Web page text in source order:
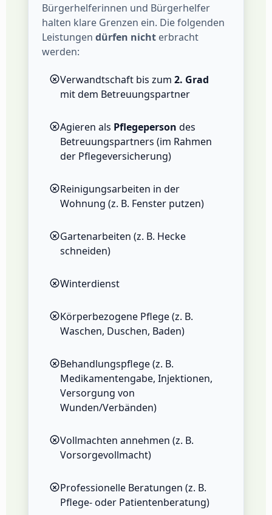
Bürgerhelferinnen und Bürgerhelfer
halten klare Grenzen ein. Die folgenden
Leistungen dürfen nicht erbracht
werden:
Verwandtschaft bis zum 2. Grad
mit dem Betreuungspartner
Agieren als Pflegeperson des
Betreuungspartners (im Rahmen
der Pflegeversicherung)
Reinigungsarbeiten in der
Wohnung (z. B. Fenster putzen)
Gartenarbeiten (z. B. Hecke
schneiden)
Winterdienst
Körperbezogene Pflege (z. B.
Waschen, Duschen, Baden)
Behandlungspflege (z. B.
Medikamentengabe, Injektionen,
Versorgung von
Wunden/Verbänden)
Vollmachten annehmen (z. B.
Vorsorgevollmacht)
Professionelle Beratungen (z. B.
Pflege‑ oder Patientenberatung)